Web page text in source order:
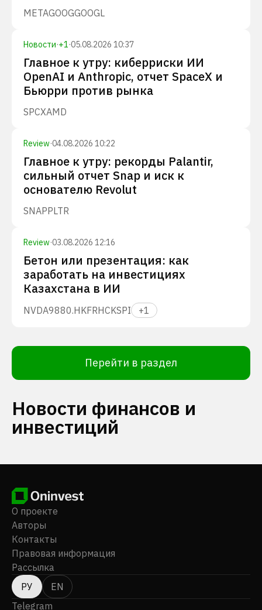
METAGOOGGOOGL
Новости·+1·05.08.2026 10:37
Главное к утру: киберриски ИИ
OpenAI и Anthropic, отчет SpaceX и
Бьюрри против рынка
SPCXAMD
Review·04.08.2026 10:22
Главное к утру: рекорды Palantir,
сильный отчет Snap и иск к
основателю Revolut
SNAPPLTR
Review·03.08.2026 12:16
Бетон или презентация: как
заработать на инвестициях
Казахстана в ИИ
NVDA9880.HKFRHCKSPI +1
Перейти в раздел
Новости финансов и
инвестиций
О проекте
Авторы
Контакты
Правовая информация
Рассылка
РУ
EN
Telegram